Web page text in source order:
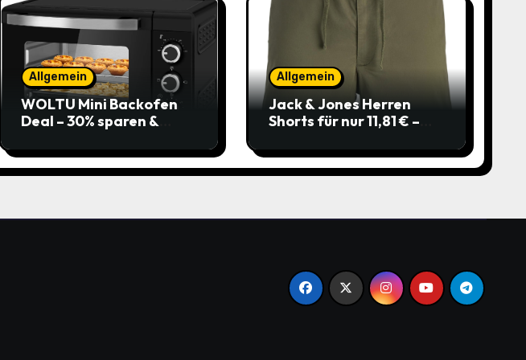
Allgemein
WOLTU Mini Backofen
Deal – 30% sparen &
Allgemein
Jack & Jones Herren
Shorts für nur 11,81 € –